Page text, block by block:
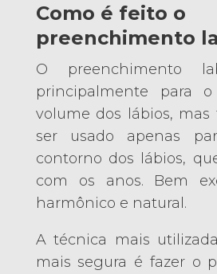
Como é feito o
preenchimento
O preenchimento
principalmente para
volume dos lábios,
ser usado apenas
contorno dos lábios,
com os anos. Bem
harmônico e natural.
A técnica mais
mais segura é fazer o